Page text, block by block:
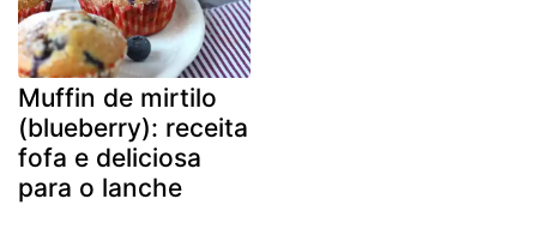
Muffin de mirtilo
(blueberry): receita
fofa e deliciosa
para o lanche